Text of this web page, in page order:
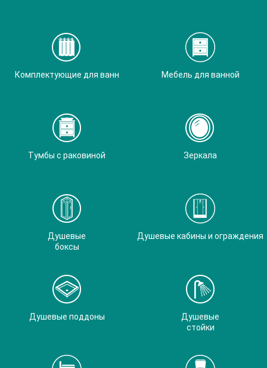
Комплектующие для ванн Мебель для ванной
Тумбы с раковиной Зеркала
Душевые
боксы
Душевые кабины и ограждения
Душевые поддоны
Душевые
стойки